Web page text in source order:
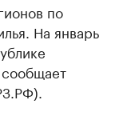
по
На январь